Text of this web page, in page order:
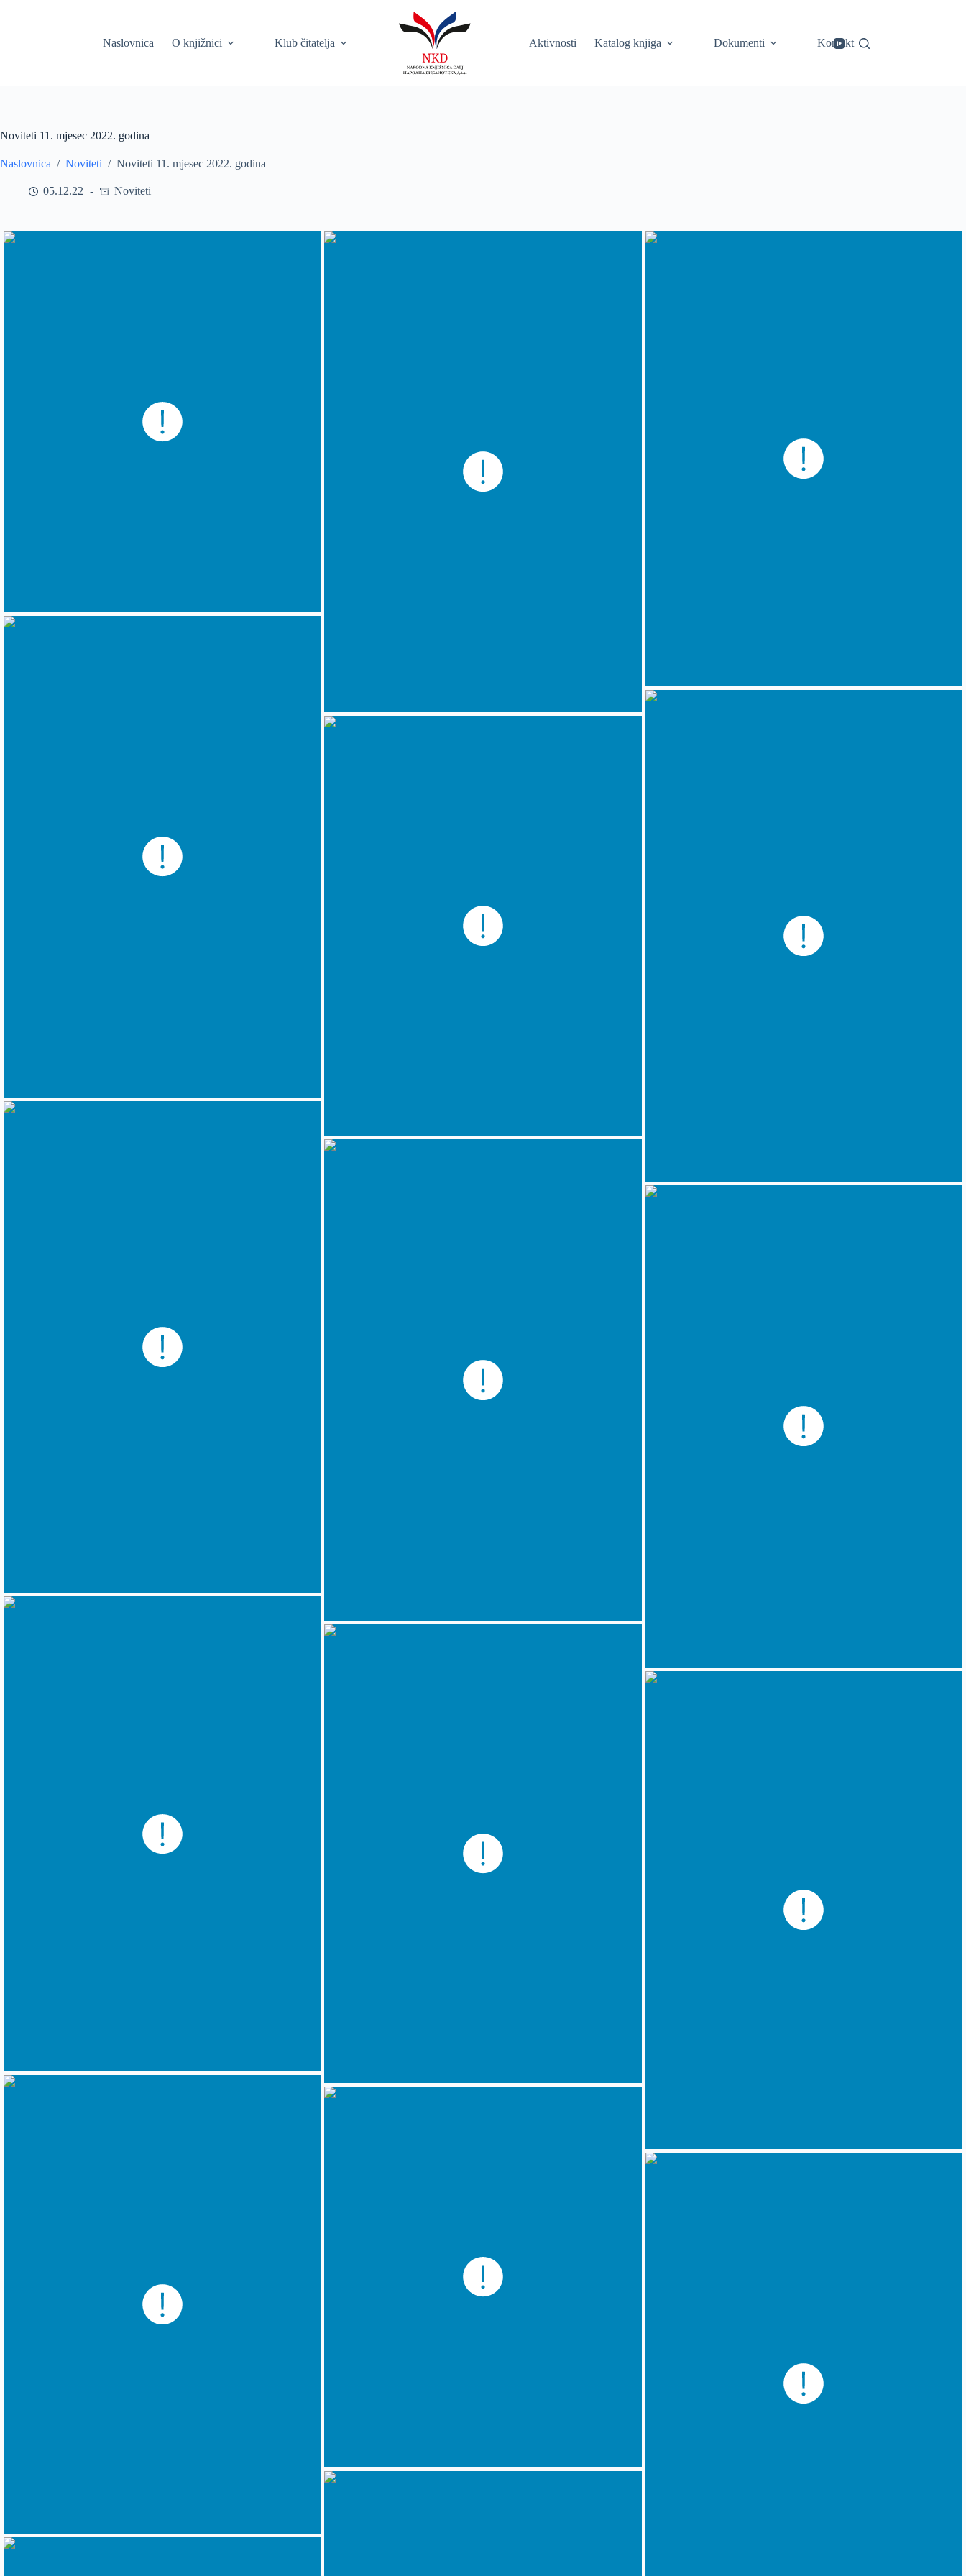
Naslovnica
O knjižnici Klub čitatelja Aktivnosti Katalog knjiga Dokumenti Kontakt
Noviteti 11. mjesec 2022. godina
Naslovnica / Noviteti / Noviteti 11. mjesec 2022. godina
05.12.22 Noviteti